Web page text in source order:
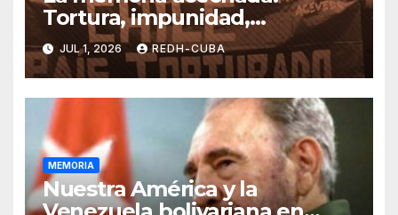
Tortura, impunidad,
negacionismo y organización
social en Chile. Por Águeda
Sáez Fick
JUL 1, 2026 REDH-CUBA
MEMORIA
Nuestra América y la